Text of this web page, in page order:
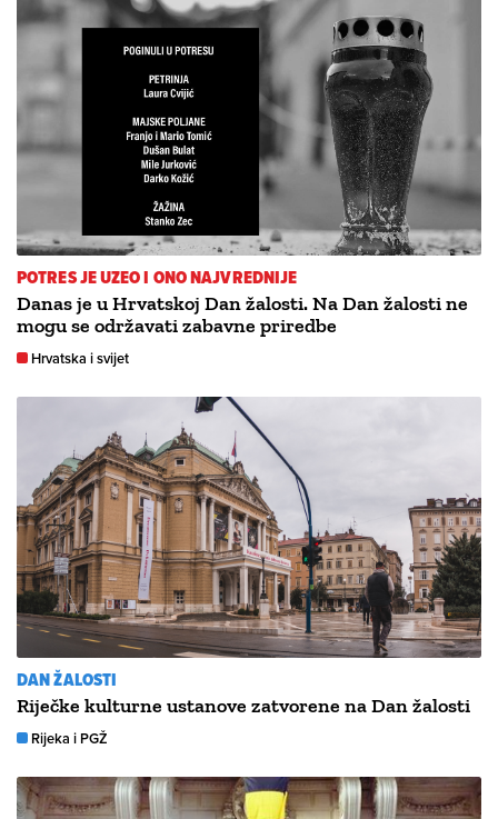
POTRES JE UZEO I ONO NAJVREDNIJE
Danas je u Hrvatskoj Dan žalosti. Na Dan žalosti ne
mogu se održavati zabavne priredbe
Hrvatska i svijet
DAN ŽALOSTI
Riječke kulturne ustanove zatvorene na Dan žalosti
Rijeka i PGŽ